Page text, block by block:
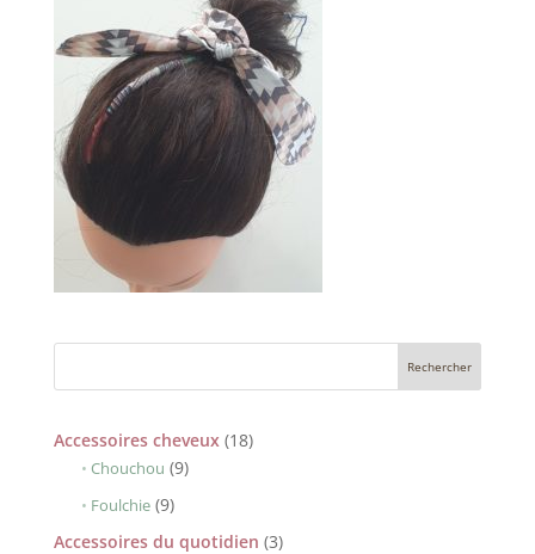
Accessoires cheveux 1818
Chouchou 99
Foulchie 99
produits
Accessoires du quotidien 33